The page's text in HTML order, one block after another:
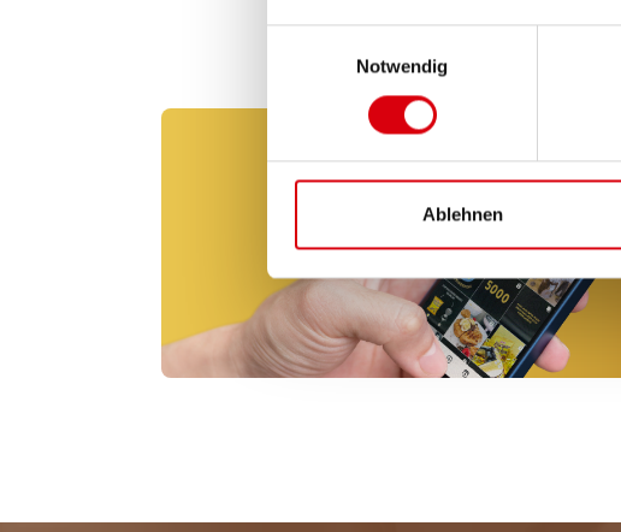
Notwendig
Ablehnen